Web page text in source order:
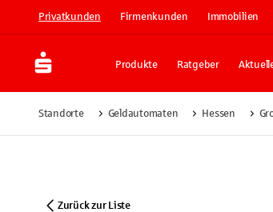
Privatkunden Firmenkunden Immobilien
Produkte Ratgeber
Standorte Geldautomaten Hessen
Zurück zur Liste